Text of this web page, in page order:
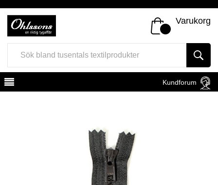
Varukorg
Kundforum